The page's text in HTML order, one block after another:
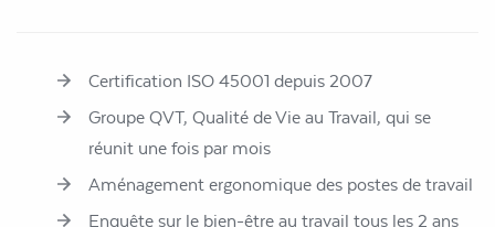
Certification ISO 45001 depuis 2007
Groupe QVT, Qualité de Vie au Travail, qui se
réunit une fois par mois
Aménagement ergonomique des postes de travail
Enquête sur le bien-être au travail tous les 2 ans